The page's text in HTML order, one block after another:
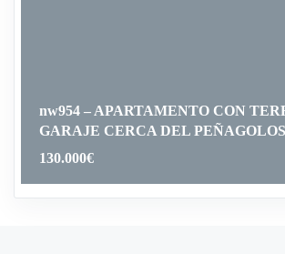
nw954 – APARTAMENTO CON
GARAJE CERCA DEL
130.000€